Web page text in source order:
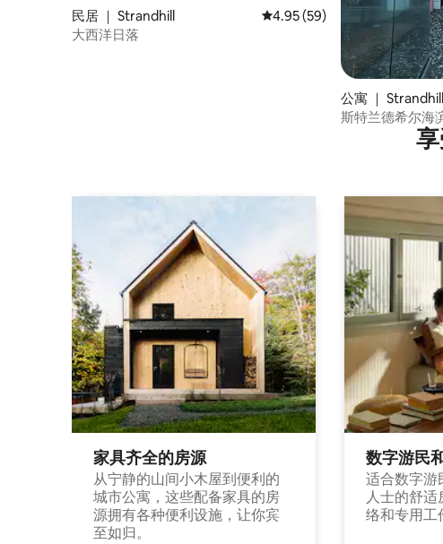
民居 ｜ Strandhill 平均评分 4.95 分（满分 5 分
4.95 (59)
大西洋日落
公寓 ｜ Strandhill
斯特兰德希尔海
家具齐全的房源
从宁静的山间小木屋到便利的
城市公寓，这些配备家具的房
源拥有各种便利设施，让你宾
至如归。
数字游民
适合数字游
人士的舒适
络和专用工